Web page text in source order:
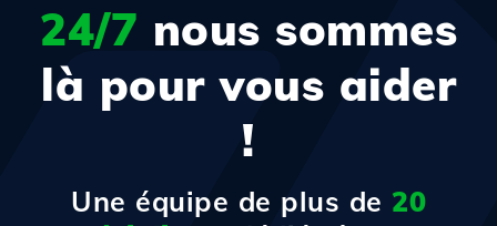
24/7 nous sommes
là pour vous aider
!
Une équipe de plus de 20